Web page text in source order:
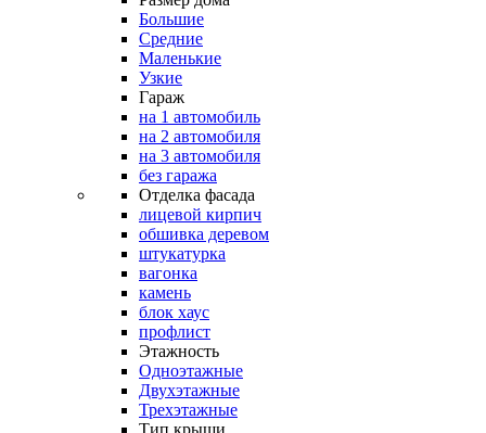
Большие
Средние
Маленькие
Узкие
Гараж
на 1 автомобиль
на 2 автомобиля
на 3 автомобиля
без гаража
Отделка фасада
лицевой кирпич
обшивка деревом
штукатурка
вагонка
камень
блок хаус
профлист
Этажность
Одноэтажные
Двухэтажные
Трехэтажные